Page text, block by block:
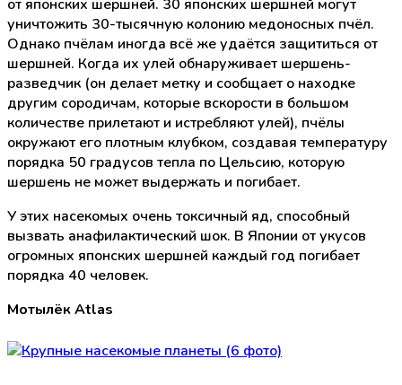
от японских шершней. 30 японских шершней могут
уничтожить 30-тысячную колонию медоносных пчёл.
Однако пчёлам иногда всё же удаётся защититься от
шершней. Когда их улей обнаруживает шершень-
разведчик (он делает метку и сообщает о находке
другим сородичам, которые вскорости в большом
количестве прилетают и истребляют улей), пчёлы
окружают его плотным клубком, создавая температуру
порядка 50 градусов тепла по Цельсию, которую
шершень не может выдержать и погибает.
У этих насекомых очень токсичный яд, способный
вызвать анафилактический шок. В Японии от укусов
огромных японских шершней каждый год погибает
порядка 40 человек.
Мотылёк Atlas